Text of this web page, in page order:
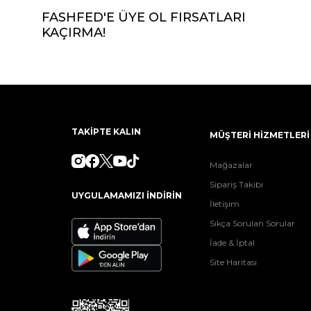
FASHFED'E ÜYE OL FIRSATLARI
KAÇIRMA!
TAKİPTE KALIN
UYGULAMAMIZI İNDİRİN
MÜŞTERİ HİZMETLERİ
Mağazalar
Sipariş Takibi
İletişim
Sıkça Sorulan Sorular
İade & İptal
Site Haritası